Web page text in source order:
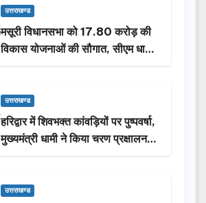
उत्तराखण्ड
मसूरी विधानसभा को 17.80 करोड़ की
विकास योजनाओं की सौगात, सीएम धामी
ने किया लोकार्पण-शिलान्यास.
उत्तराखण्ड
हरिद्वार में शिवभक्त कांवड़ियों पर पुष्पवर्षा,
मुख्यमंत्री धामी ने किया चरण प्रक्षालन…
उत्तराखण्ड